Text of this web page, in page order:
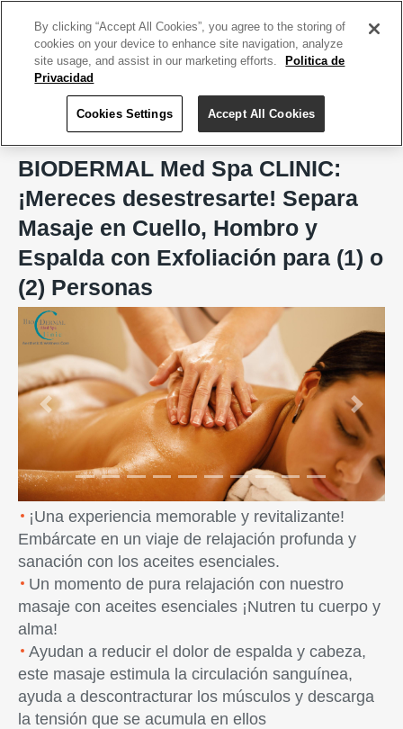
BIODERMAL Med Spa CLINIC, Aesthetic & Wellness Care
BIODERMAL Med Spa CLINIC:
¡Mereces desestresarte! Separa
Masaje en Cuello, Hombro y
Espalda con Exfoliación para (1) o
(2) Personas
Previous Next
¡Una experiencia memorable y revitalizante!
Embárcate en un viaje de relajación profunda y
sanación con los aceites esenciales.
Un momento de pura relajación con nuestro
masaje con aceites esenciales ¡Nutren tu cuerpo y
alma!
Ayudan a reducir el dolor de espalda y cabeza,
este masaje estimula la circulación sanguínea,
ayuda a descontracturar los músculos y descarga
la tensión que se acumula en ellos
By clicking “Accept All Cookies”, you agree to the storing of
cookies on your device to enhance site navigation, analyze
site usage, and assist in our marketing efforts.
Politica de
Privacidad
Cookies Settings Accept All Cookies